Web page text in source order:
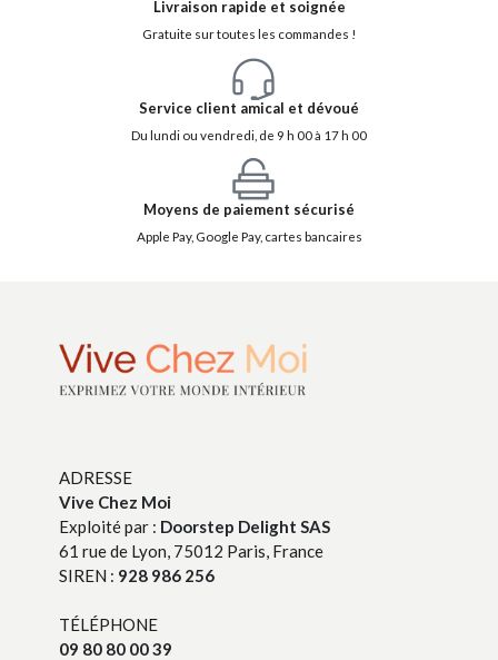
Livraison rapide et soignée
Gratuite sur toutes les commandes !
Service client amical et dévoué
Du lundi ou vendredi, de 9 h 00 à 17 h 00
Moyens de paiement sécurisé
Apple Pay, Google Pay, cartes bancaires
ADRESSE
Vive Chez Moi
Exploité par : Doorstep Delight SAS
61 rue de Lyon, 75012 Paris, France
SIREN : 928 986 256
TÉLÉPHONE
09 80 80 00 39